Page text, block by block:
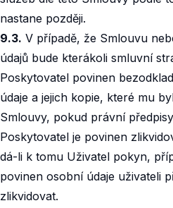
nastane později.
9.3. V případě, že Smlouvu
údajů bude kterákoli smluvní
Poskytovatel povinen
údaje a jejich kopie, které mu
Smlouvy, pokud právní
Poskytovatel je povinen
dá-li k tomu Uživatel pokyn,
povinen osobní údaje uživateli
zlikvidovat.